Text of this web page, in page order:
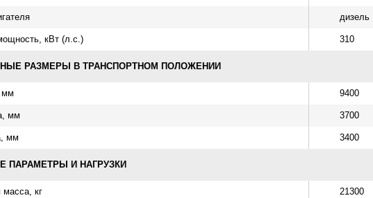
дизель
кВт (л.с.) 310
РАЗМЕРЫ В ТРАНСПОРТНОМ ПОЛОЖЕНИИ
мм 9400
мм 3700
мм 3400
ПАРАМЕТРЫ И НАГРУЗКИ
масса, кг 21300